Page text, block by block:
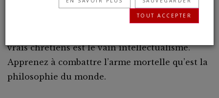
27/06/2024 • 23 Minutes
La vérité de Dieu est simple. Dans ce temps de
vrais chrétiens est le vain intellectualisme.
Apprenez à combattre l’arme mortelle qu’est la
philosophie du monde.
TOUT ACCEPTER